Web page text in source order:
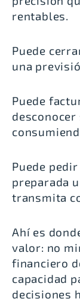
rentables.
Puede
una
Puede
Puede
preparada
transmita
Ahí es
valor: no
financiero
capacidad
decisiones